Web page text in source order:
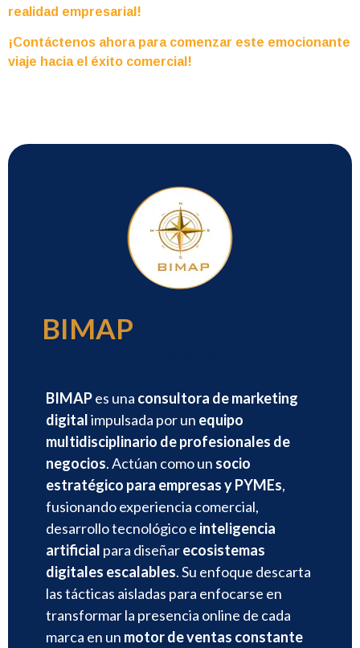
realidad empresarial!
¡Contáctenos ahora para comenzar este emocionante
viaje hacia el éxito comercial!
BIMAP
BIMAPes una consultora de marketing
digitalimpulsada por un equipo
multidisciplinario de profesionales de
negocios. Actúan como un socio
estratégico para empresas y PYMEs,
fusionando experiencia comercial,
desarrollo tecnológico e inteligencia
artificial para diseñarecosistemas
digitales escalables. Su enfoque descarta
las tácticas aisladas para enfocarse en
transformar la presencia online de cada
marca en un motor de ventas constante